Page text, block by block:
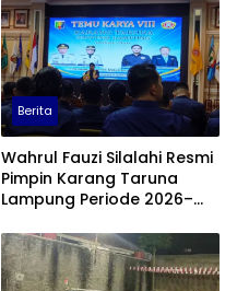
Berita
Wahrul Fauzi Silalahi Resmi
Pimpin Karang Taruna
Lampung Periode 2026–